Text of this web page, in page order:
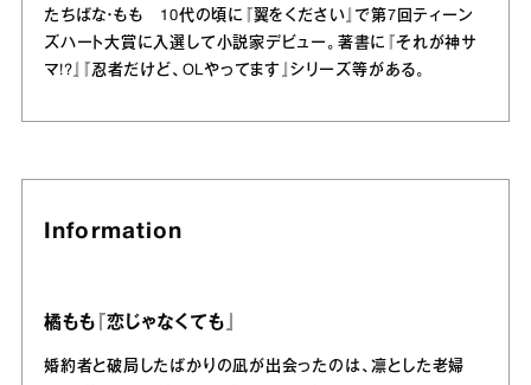
たちばな・もも 10代の頃に『翼をください』で第7回ティーン
ズハート大賞に入選して小説家デビュー。著書に『それが神サ
マ!?』『忍者だけど、OLやってます』シリーズ等がある。
Information
橘もも『恋じゃなくても』
婚約者と破局したばかりの凪が出会ったのは、凛とした老婦